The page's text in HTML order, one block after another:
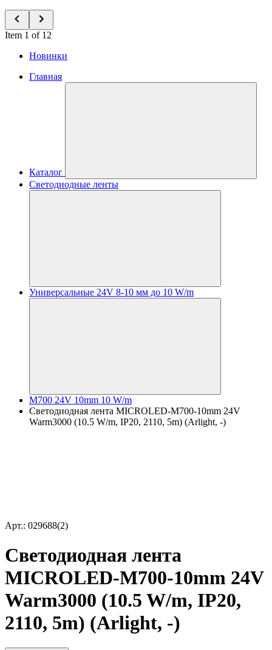
Item 1 of 12
Новинки
Главная
Каталог
Светодиодные ленты
Универсальные 24V 8-10 мм до 10 W/m
M700 24V 10mm 10 W/m
Светодиодная лента MICROLED-M700-10mm 24V
Warm3000 (10.5 W/m, IP20, 2110, 5m) (Arlight, -)
Арт.: 029688(2)
Светодиодная лента
MICROLED-M700-10mm 24V
Warm3000 (10.5 W/m, IP20,
2110, 5m) (Arlight, -)